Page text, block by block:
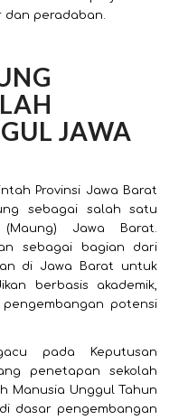
dan peradaban.
JAWA
Provinsi Jawa Barat
sebagai salah satu
Jawa Barat.
sebagai bagian dari
di Jawa Barat untuk
berbasis akademik,
pengembangan potensi
pada Keputusan
penetapan sekolah
Manusia Unggul Tahun
dasar pengembangan